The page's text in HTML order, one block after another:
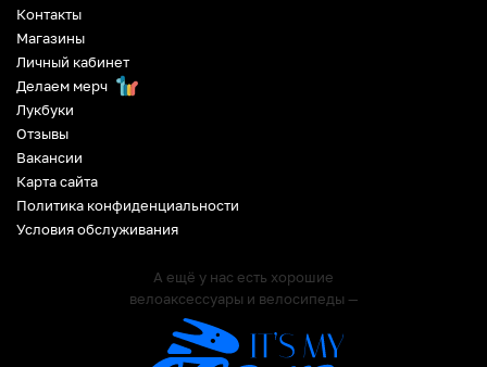
Контакты
Магазины
Личный кабинет
Делаем мерч
Лукбуки
Отзывы
Вакансии
Карта сайта
Политика конфиденциальности
Условия обслуживания
А ещё у нас есть хорошие
велоаксессуары и велосипеды —